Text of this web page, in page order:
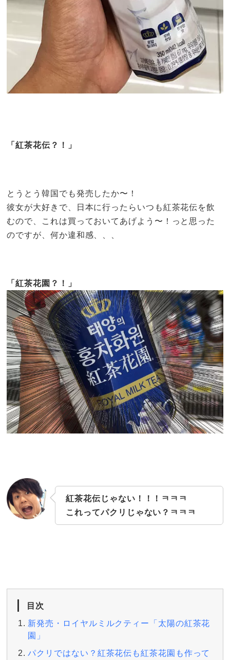
「紅茶花伝？！」
とうとう韓国でも発売したか〜！
彼女が大好きで、日本に行ったらいつも紅茶花伝を飲
むので、これは買っておいてあげよう〜！っと思った
のですが、何か違和感、、、
「紅茶花園？！」
紅茶花伝じゃない！！！ㅋㅋㅋ
これってパクリじゃない？ㅋㅋㅋ
目次
新発売・ロイヤルミルクティー「太陽の紅茶花
園」
パクリではない？紅茶花伝も紅茶花園も作って